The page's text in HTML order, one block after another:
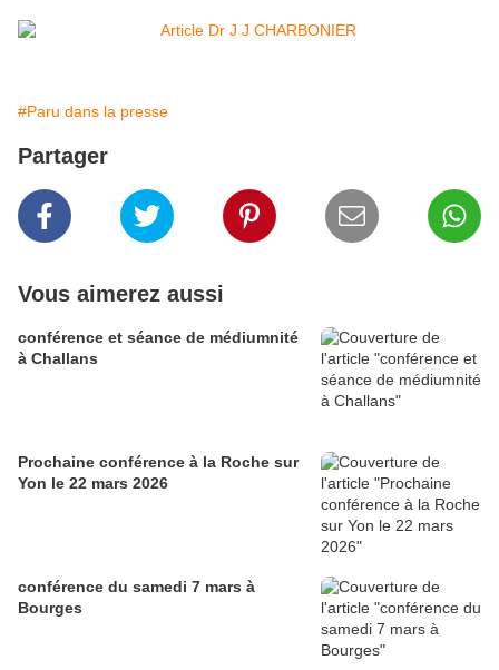
#Paru dans la presse
Partager
Vous aimerez aussi
conférence et séance de médiumnité
à Challans
Prochaine conférence à la Roche sur
Yon le 22 mars 2026
conférence du samedi 7 mars à
Bourges